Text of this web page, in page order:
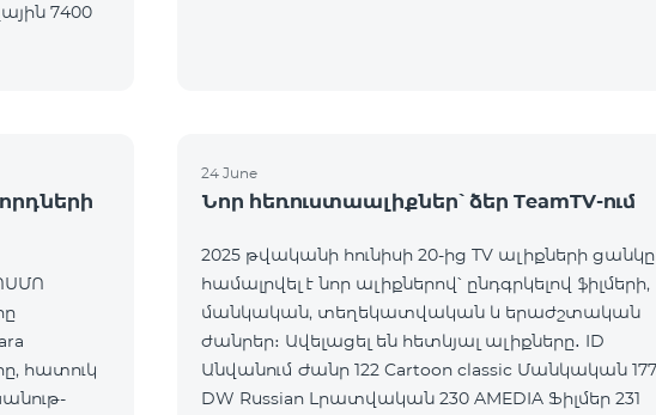
հատուկ
24 June
Նոր հեռուստաալիքներ՝ ձեր TeamTV-ում
2025 թվականի հունիսի 20-ից TV ալիքների ցանկը
համալրվել է նոր ալիքներով՝ ընդգրկելով ֆիլմերի,
մանկական, տեղեկատվական և երաժշտական
ժանրեր։ Ավելացել են հետևյալ ալիքները․ ID
Անվանում Ժանր 122 Cartoon classic Մանկական 177
DW Russian Լրատվական 230 AMEDIA Ֆիլմեր 231